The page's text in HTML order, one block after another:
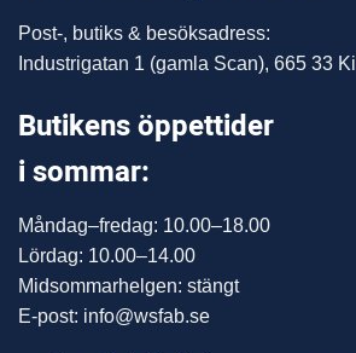
Post-, butiks & besöksadress:
Industrigatan 1 (gamla Scan), 665 33 Kil
Butikens öppettider
i sommar:
Måndag–fredag: 10.00–18.00
Lördag: 10.00–14.00
Midsommarhelgen: stängt
E-post: info@wsfab.se